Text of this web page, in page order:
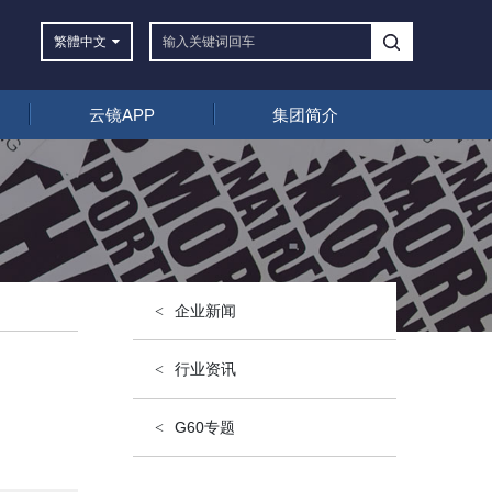
繁體中文
云镜APP 集团简介
企业新闻
行业资讯
G60专题